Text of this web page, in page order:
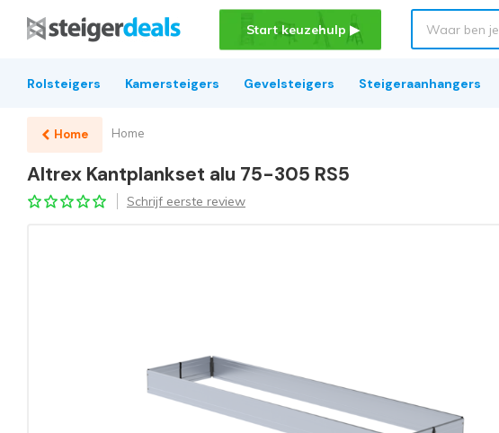
Start keuzehulp ▶
Rolsteigers Kamersteigers Gevelsteigers Steigeraanhangers
Home Home
Altrex Kantplankset alu 75-305 RS5
Schrijf eerste review